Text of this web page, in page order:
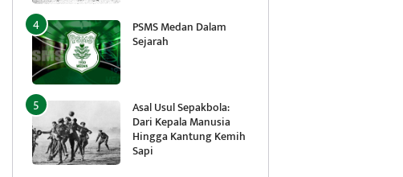
PSMS Medan Dalam
Sejarah
Asal Usul Sepakbola:
Dari Kepala Manusia
Hingga Kantung Kemih
Sapi